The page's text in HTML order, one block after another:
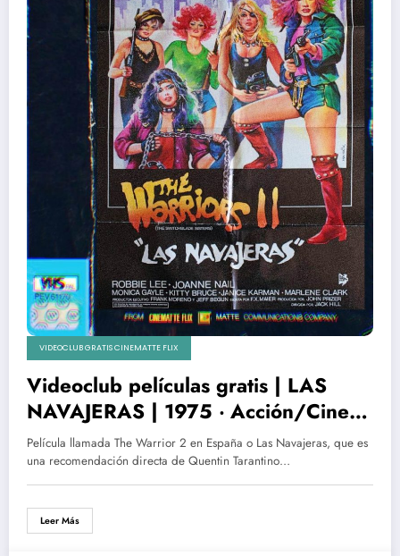
VIDEOCLUB GRATIS CINEMATTE FLIX
Videoclub películas gratis | LAS
NAVAJERAS | 1975 ‧ Acción/Cine
de explotación ‧ 1h 30m
Película llamada The Warrior 2 en España o Las Navajeras, que es
una recomendación directa de Quentin Tarantino…
Leer Más